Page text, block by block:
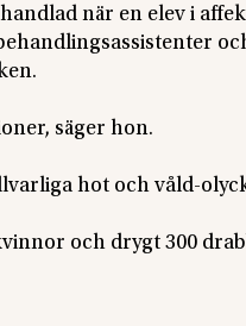
när en elev i
säger hon.
hot och våld-
och drygt 300